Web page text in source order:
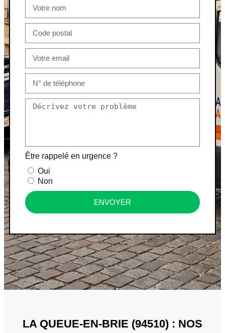
Être rappelé en urgence ?
Oui
Non
ENVOYER
LA QUEUE-EN-BRIE (94510) : NOS